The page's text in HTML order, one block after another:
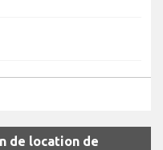
de location de